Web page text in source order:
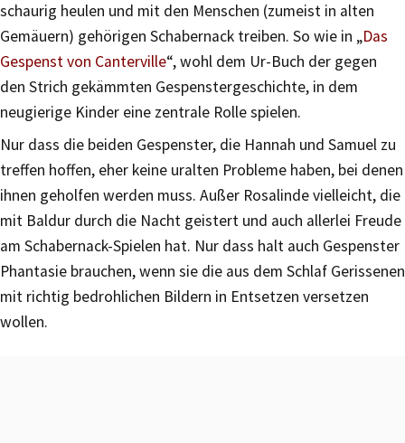
schaurig heulen und mit den Menschen (zumeist in alten
Gemäuern) gehörigen Schabernack treiben. So wie in „Das
Gespenst von Canterville“, wohl dem Ur-Buch der gegen
den Strich gekämmten Gespenstergeschichte, in dem
neugierige Kinder eine zentrale Rolle spielen.
Nur dass die beiden Gespenster, die Hannah und Samuel zu
treffen hoffen, eher keine uralten Probleme haben, bei denen
ihnen geholfen werden muss. Außer Rosalinde vielleicht, die
mit Baldur durch die Nacht geistert und auch allerlei Freude
am Schabernack-Spielen hat. Nur dass halt auch Gespenster
Phantasie brauchen, wenn sie die aus dem Schlaf Gerissenen
mit richtig bedrohlichen Bildern in Entsetzen versetzen
wollen.